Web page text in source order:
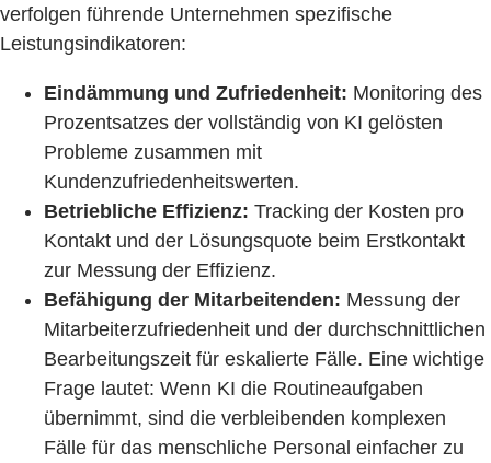
verfolgen führende Unternehmen spezifische
Leistungsindikatoren:
Eindämmung und Zufriedenheit: Monitoring des
Prozentsatzes der vollständig von KI gelösten
Probleme zusammen mit
Kundenzufriedenheitswerten.
Betriebliche Effizienz: Tracking der Kosten pro
Kontakt und der Lösungsquote beim Erstkontakt
zur Messung der Effizienz.
Befähigung der Mitarbeitenden: Messung der
Mitarbeiterzufriedenheit und der durchschnittlichen
Bearbeitungszeit für eskalierte Fälle. Eine wichtige
Frage lautet: Wenn KI die Routineaufgaben
übernimmt, sind die verbleibenden komplexen
Fälle für das menschliche Personal einfacher zu